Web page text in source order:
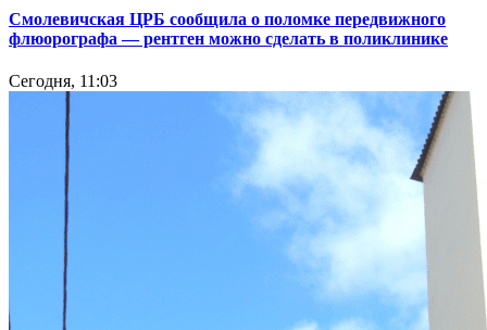
Смолевичская ЦРБ сообщила о поломке передвижного
флюорографа — рентген можно сделать в поликлинике
Сегодня, 11:03